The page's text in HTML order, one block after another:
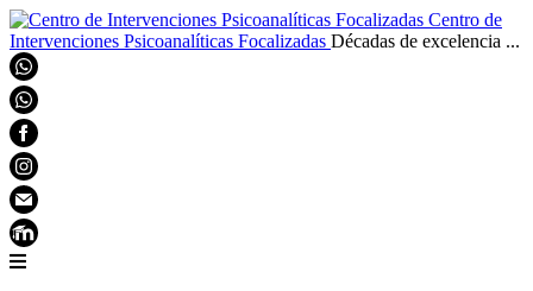
Centro de
Intervenciones Psicoanalíticas Focalizadas Décadas de excelencia ...